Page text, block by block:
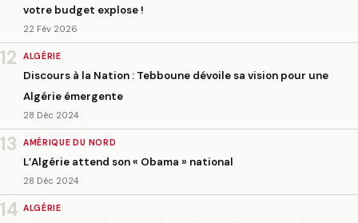
votre budget explose !
22 Fév 2026
12 ALGÉRIE
Discours à la Nation : Tebboune dévoile sa vision pour une
Algérie émergente
28 Déc 2024
13 AMÉRIQUE DU NORD
L’Algérie attend son « Obama » national
28 Déc 2024
14 ALGÉRIE